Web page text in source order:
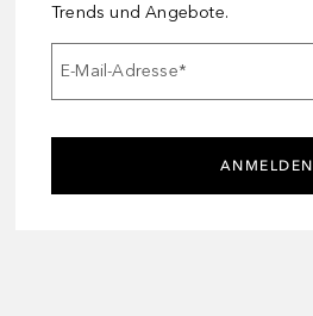
Trends und Angebote.
E-Mail-Adresse*
ANMELDEN